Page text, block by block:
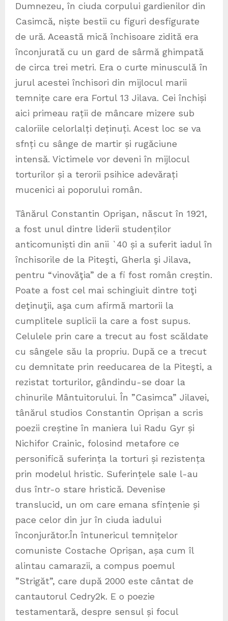
Dumnezeu, în ciuda corpului gardienilor din
Casimcă, niște bestii cu figuri desfigurate
de ură. Această mică închisoare zidită era
înconjurată cu un gard de sârmă ghimpată
de circa trei metri. Era o curte minusculă în
jurul acestei închisori din mijlocul marii
temnițe care era Fortul 13 Jilava. Cei închiși
aici primeau rații de mâncare mizere sub
caloriile celorlalți deținuți. Acest loc se va
sfnți cu sânge de martir și rugăciune
intensă. Victimele vor deveni în mijlocul
torturilor și a terorii psihice adevărați
mucenici ai poporului român.
Tânărul Constantin Oprişan, născut în 1921,
a fost unul dintre liderii studenților
anticomuniști din anii `40 și a suferit iadul în
închisorile de la Piteşti, Gherla şi Jilava,
pentru “vinovăţia” de a fi fost român creștin.
Poate a fost cel mai schingiuit dintre toţi
deţinuţii, aşa cum afirmă martorii la
cumplitele suplicii la care a fost supus.
Celulele prin care a trecut au fost scăldate
cu sângele său la propriu. După ce a trecut
cu demnitate prin reeducarea de la Piteşti, a
rezistat torturilor, gândindu-se doar la
chinurile Mântuitorului. În ”Casimca” Jilavei,
tânărul studios Constantin Oprișan a scris
poezii creștine în maniera lui Radu Gyr și
Nichifor Crainic, folosind metafore ce
personifică suferința la torturi și rezistența
prin modelul hristic. Suferințele sale l-au
dus într-o stare hristică. Devenise
translucid, un om care emana sfințenie și
pace celor din jur în ciuda iadului
înconjurător.În întunericul temnițelor
comuniste Costache Oprișan, așa cum îl
alintau camarazii, a compus poemul
”Strigăt”, care după 2000 este cântat de
cantautorul Cedry2k. E o poezie
testamentară, despre sensul și focul